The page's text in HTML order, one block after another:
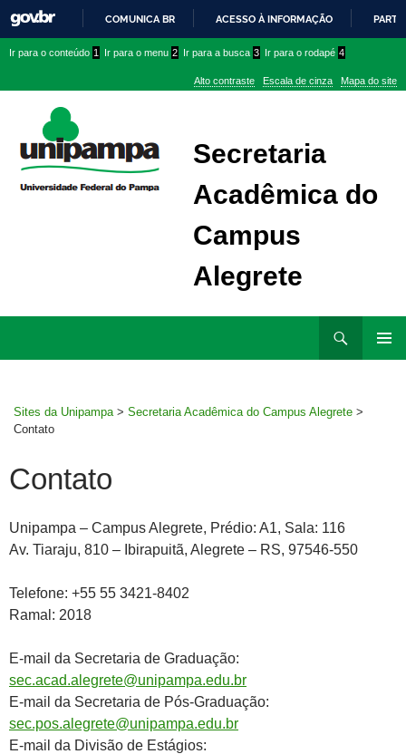
PARA
CONTEÚDO
COMUNICA BR ACESSO À INFORMAÇÃO
conteúdo
menu
superior
menu
Ir para o conteúdo 1 Ir para o menu 2 Ir para a busca 3 Ir para o rodapé 4
Alto contraste Escala de cinza Mapa do site
Secretaria
Acadêmica do
Campus
Alegrete
Sites da Unipampa > Secretaria Acadêmica do Campus Alegrete >
Contato
Contato
Unipampa – Campus Alegrete, Prédio: A1, Sala: 116
Av. Tiaraju, 810 – Ibirapuitã, Alegrete – RS, 97546-550
Telefone: +55 55 3421-8402
Ramal: 2018
E-mail da Secretaria de Graduação:
sec.acad.alegrete@unipampa.edu.br
E-mail da Secretaria de Pós-Graduação:
sec.pos.alegrete@unipampa.edu.br
E-mail da Divisão de Estágios: